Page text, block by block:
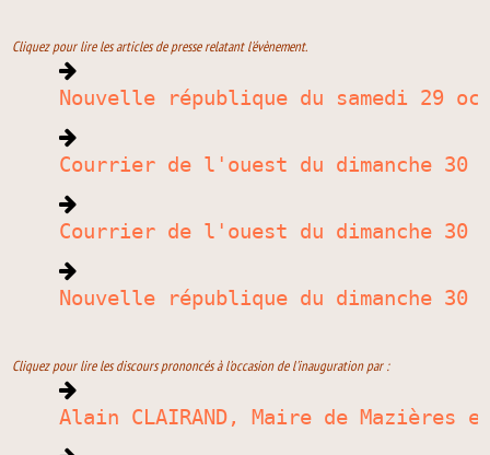
Cliquez pour lire les articles de presse relatant l'évènement.
Nouvelle république du samedi 29
Courrier de l'ouest du dimanche 30
Courrier de l'ouest du dimanche 30
Nouvelle république du dimanche 30
Cliquez pour lire les discours prononcés à l'occasion de l'inauguration par :
Alain CLAIRAND, Maire de Mazières